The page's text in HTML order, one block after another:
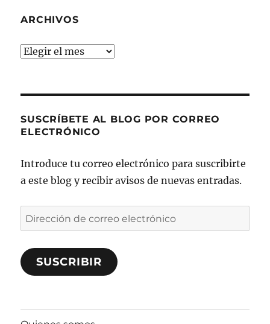
ARCHIVOS
Archivos
SUSCRÍBETE AL BLOG POR CORREO
ELECTRÓNICO
Introduce tu correo electrónico para suscribirte
a este blog y recibir avisos de nuevas entradas.
Dirección
de
correo
electrónico
SUSCRIBIR